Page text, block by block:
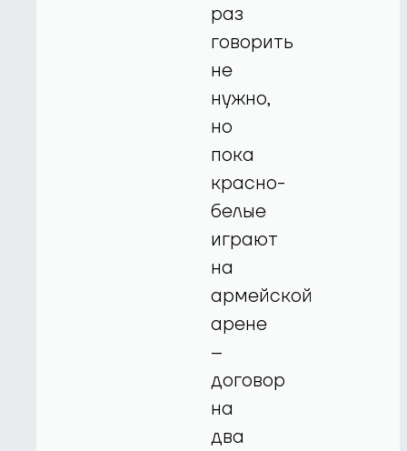
раз
говорить
не
нужно,
но
пока
красно-
белые
играют
на
армейской
арене
–
договор
на
два